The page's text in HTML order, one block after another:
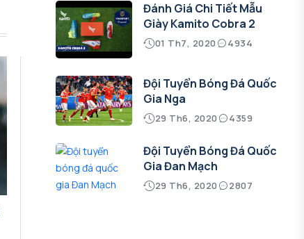
Đánh Giá Chi Tiết Mẫu
Giày Kamito Cobra 2
01 Th7, 2020 4934
Đội Tuyển Bóng Đá Quốc
Gia Nga
29 Th6, 2020 4359
Đội Tuyển Bóng Đá Quốc
Gia Đan Mạch
29 Th6, 2020 2807